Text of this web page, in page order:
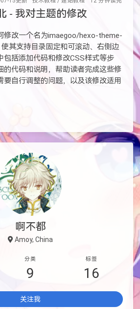
- 我对主题的修改
修改一个名为imaegoo/hexo-theme-
其支持目录固定和可滚动、右侧边
包括添加代码和修改CSS样式等步
的代码和说明，帮助读者完成这些修
要自行调整的问题，以及该修改适用
啊不都
Amoy, China
分类
9
标签
16
关注我